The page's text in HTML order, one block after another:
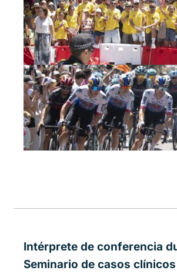
Intérprete de conferencia
Seminario de casos